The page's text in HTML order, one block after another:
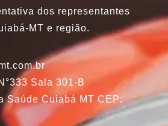
dos representantes
MT e região.
Sala 301-B
Saúde Cuiabá MT CEP: